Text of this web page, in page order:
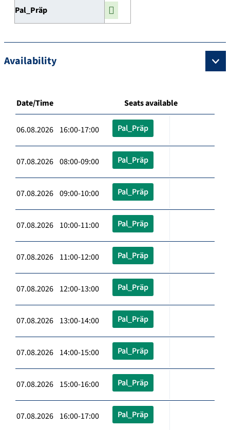
Pal_Präp
Availability
Date/Time Seats available
06.08.2026 16:00-17:00 Pal_Präp
07.08.2026 08:00-09:00 Pal_Präp
07.08.2026 09:00-10:00 Pal_Präp
07.08.2026 10:00-11:00 Pal_Präp
07.08.2026 11:00-12:00 Pal_Präp
07.08.2026 12:00-13:00 Pal_Präp
07.08.2026 13:00-14:00 Pal_Präp
07.08.2026 14:00-15:00 Pal_Präp
07.08.2026 15:00-16:00 Pal_Präp
07.08.2026 16:00-17:00 Pal_Präp